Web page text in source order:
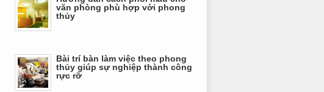
văn phòng phù hợp với phong
thủy
Bài trí bàn làm việc theo phong
thủy giúp sự nghiệp thành công
rực rỡ